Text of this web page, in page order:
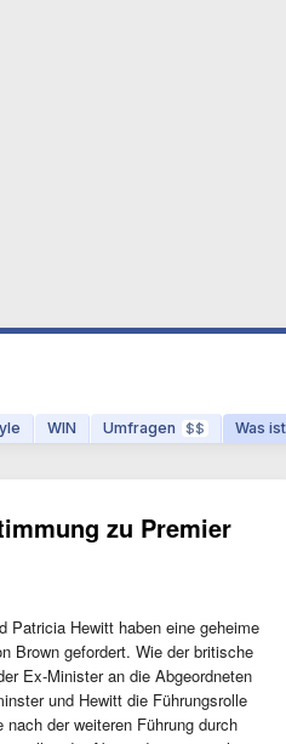
WIN Umfragen $$ Was
zu Premier
Patricia Hewitt haben eine geheime
Brown gefordert. Wie der britische
Ex-Minister an die Abgeordneten
und Hewitt die Führungsrolle
der weiteren Führung durch